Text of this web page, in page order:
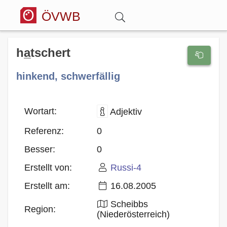
ÖVWB
Anmelden
Wörterbuch
Hitparade
Blog
ha̲tschert
hinkend, schwerfällig
Wortart:
Adjektiv
Referenz:
0
Besser:
0
Erstellt von:
Russi-4
Erstellt am:
16.08.2005
Region:
Scheibbs
(Niederösterreich)